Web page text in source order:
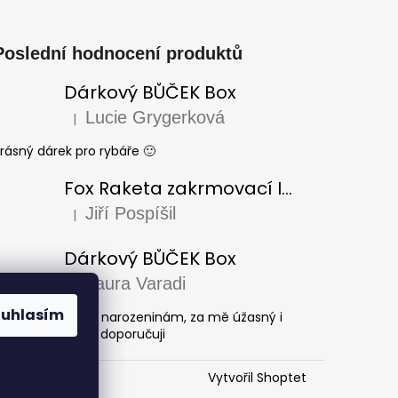
hodnocení produktů
Dárkový BŮČEK Box
Hodnocení produktu je 5 z 5 hvězdiček.
| Lucie Grygerková
dárek pro rybáře 🙂
Fox Raketa zakrmovací Impact Spod
Hodnocení produktu je 5 z 5 hvězdiček.
| Jiří Pospíšil
Dárkový BŮČEK Box
Hodnocení produktu je 5 z 5 hvězdiček.
Laura Varadi
pro dědu k narozeninám, za mě úžasný i
zabaleno, doporučuji
Vytvořil Shoptet